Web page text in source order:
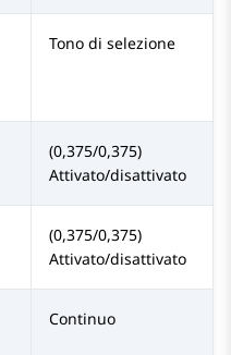
Tono di selezione
(0,375/0,375)
Attivato/disattivato
(0,375/0,375)
Attivato/disattivato
Continuo